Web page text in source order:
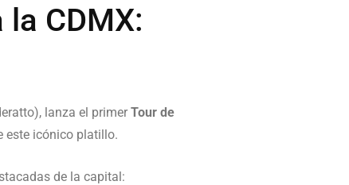
CDMX:
lanza el primer Tour de
este icónico platillo.
de la capital: